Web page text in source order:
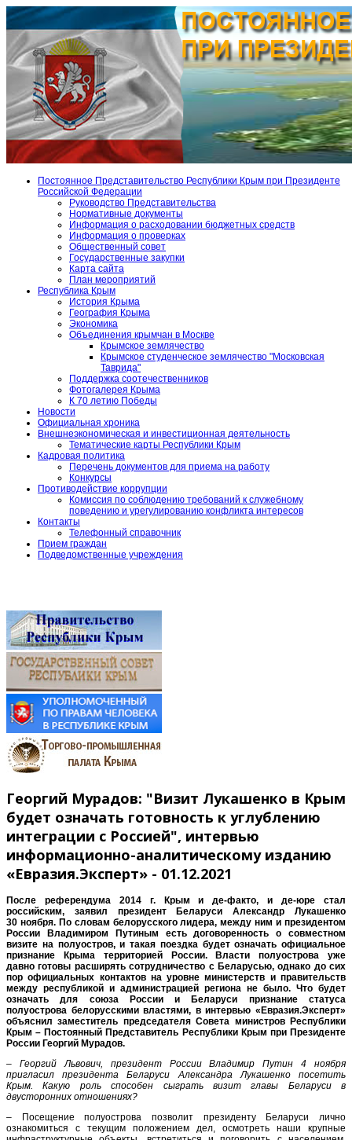
Постоянное Представительство Республики Крым при Президенте
Российской Федерации
Руководство Представительства
Нормативные документы
Информация о расходовании бюджетных средств
Информация о проверках
Общественный совет
Государственные закупки
Карта сайта
План мероприятий
Республика Крым
История Крыма
География Крыма
Экономика
Объединения крымчан в Москве
Крымское землячество
Крымское студенческое землячество "Московская
Таврида"
Поддержка соотечественников
Фотогалерея Крыма
К 70 летию Победы
Новости
Официальная хроника
Внешнеэкономическая и инвестиционная деятельность
Тематические карты Республики Крым
Кадровая политика
Перечень документов для приема на работу
Конкурсы
Противодействие коррупции
Комиссия по соблюдению требований к служебному
поведению и урегулированию конфликта интересов
Контакты
Телефонный справочник
Прием граждан
Подведомственные учреждения
Георгий Мурадов: "Визит Лукашенко в Крым
будет означать готовность к углублению
интеграции с Россией", интервью
информационно-аналитическому изданию
«Евразия.Эксперт» - 01.12.2021
После референдума 2014 г. Крым и де-факто, и де-юре стал
российским, заявил президент Беларуси Александр Лукашенко
30 ноября. По словам белорусского лидера, между ним и президентом
России Владимиром Путиным есть договоренность о совместном
визите на полуостров, и такая поездка будет означать официальное
признание Крыма территорией России. Власти полуострова уже
давноготовы расширять сотрудничество с Беларусью, однако до сих
пор официальных контактов на уровне министерств и правительств
между республикой и администрацией региона не было. Что будет
означать для союза России и Беларуси признание статуса
полуострова белорусскими властями, в интервью «Евразия.Эксперт»
объяснил заместитель председателя Совета министров Республики
Крым – Постоянный Представитель Республики Крым при Президенте
России Георгий Мурадов.
– Георгий Львович, президент России Владимир Путин 4 ноября
пригласил президента Беларуси Александра Лукашенко посетить
Крым. Какую роль способен сыграть визит главы Беларуси в
двусторонних отношениях?
– Посещение полуострова позволит президенту Беларуси лично
ознакомиться с текущим положением дел, осмотреть наши крупные